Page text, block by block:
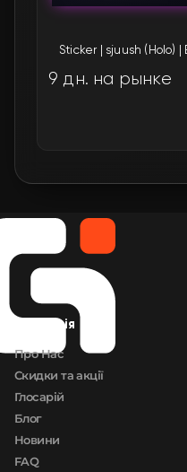
FN
9 дн. на рынке
Компанія
Про Нас
Скидки та акції
Глосарій
Блог
Новини
FAQ